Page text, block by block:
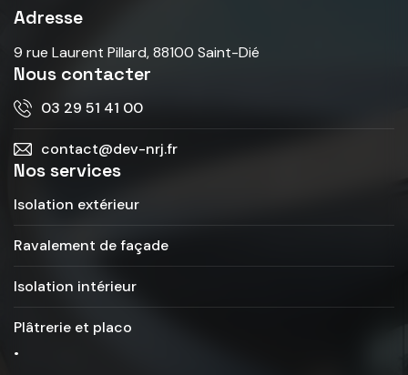
Adresse
9 rue Laurent Pillard, 88100 Saint-Dié
Nous contacter
03 29 51 41 00
contact@dev-nrj.fr
Nos services
Isolation extérieur
Ravalement de façade
Isolation intérieur
Plâtrerie et placo
.